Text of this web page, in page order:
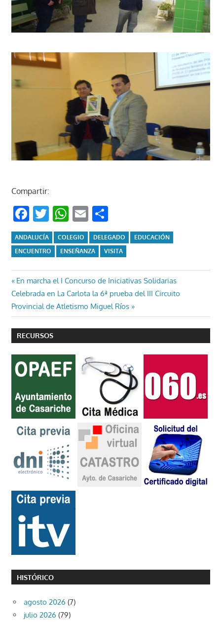
Compartir:
Facebook
Twitter
WhatsApp
EmailCompartir
ANDALUCÍA COLEGIO DELEGADO
EDUCACIÓN
ENCUENTRO
ENSEÑANZA VISITA
Navegación
de
entradas
Entrada
anterior:
En marcha el I Concurso de Iniciativas Solidarias
Entrada
siguiente:
Celebrada en La Carlota la 6ª prueba del III Circuito
Provincial de Atletismo Miguel Ríos
RECURSOS
HISTÓRICO
agosto 2026 (7)
julio 2026 (79)